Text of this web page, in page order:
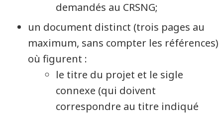
demandés au CRSNG;
un document distinct (trois pages au
maximum, sans compter les références)
où figurent :
le titre du projet et le sigle
connexe (qui doivent
correspondre au titre indiqué